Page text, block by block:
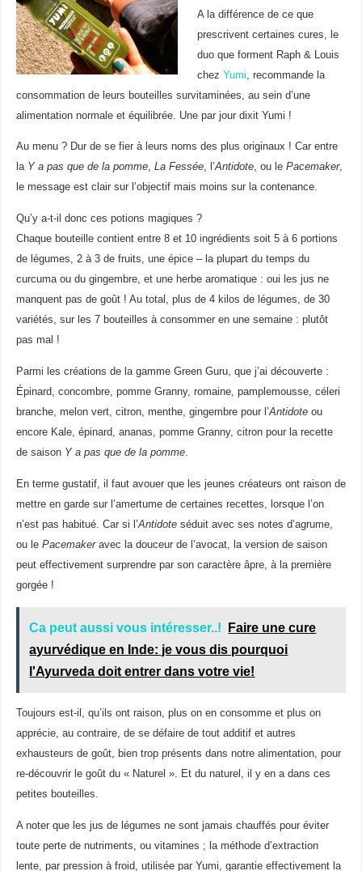
A la différence de ce que
prescrivent certaines cures, le
duo que forment Raph & Louis
chez Yumi , recommande la
consommation de leurs bouteilles survitaminées, au sein d’une
alimentation normale et équilibrée. Une par jour dixit Yumi !
Au menu ? Dur de se fier à leurs noms des plus originaux ! Car entre
la Y a pas que de la pomme, La Fessée, l’Antidote, ou le Pacemaker,
le message est clair sur l’objectif mais moins sur la contenance.
Qu’y a-t-il donc ces potions magiques ?
Chaque bouteille contient entre 8 et 10 ingrédients soit 5 à 6 portions
de légumes, 2 à 3 de fruits, une épice – la plupart du temps du
curcuma ou du gingembre, et une herbe aromatique : oui les jus ne
manquent pas de goût ! Au total, plus de 4 kilos de légumes, de 30
variétés, sur les 7 bouteilles à consommer en une semaine : plutôt
pas mal !
Parmi les créations de la gamme Green Guru, que j’ai découverte :
Épinard, concombre, pomme Granny, romaine, pamplemousse, céleri
branche, melon vert, citron, menthe, gingembre pour l’Antidoteou
encore Kale, épinard, ananas, pomme Granny, citron pour la recette
de saison Y a pas que de la pomme.
En terme gustatif, il faut avouer que les jeunes créateurs ont raison de
mettre en garde sur l’amertume de certaines recettes, lorsque l’on
n’est pas habitué. Car si l’Antidoteséduit avec ses notes d’agrume,
ou le Pacemakeravec la douceur de l’avocat, la version de saison
peut effectivement surprendre par son caractère âpre, à la première
gorgée !
Ca peut aussi vous intéresser..!
Faire une cure
ayurvédique en Inde: je vous dis pourquoi
l'Ayurveda doit entrer dans votre vie!
Toujours est-il, qu’ils ont raison, plus on en consomme et plus on
apprécie, au contraire, de se défaire de tout additif et autres
exhausteurs de goût, bien trop présents dans notre alimentation, pour
re-découvrir le goût du « Naturel ». Et du naturel, il y en a dans ces
petites bouteilles.
A noter que les jus de légumes ne sont jamais chauffés pour éviter
toute perte de nutriments, ou vitamines ; la méthode d’extraction
lente, par pression à froid, utilisée par Yumi, garantie effectivement la